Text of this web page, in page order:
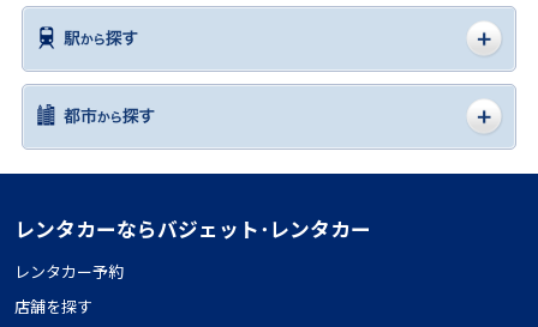
レンタカーならバジェット･レンタカー
レンタカー予約
店舗を探す